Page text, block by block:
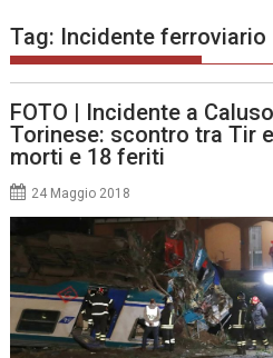
Tag: Incidente ferroviario
FOTO | Incidente a
Torinese: scontro tra Tir
morti e 18 feriti
24 Maggio 2018